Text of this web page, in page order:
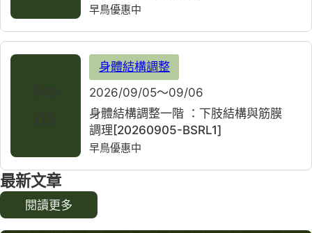
早鳥優惠中
身體結構調整一階 ：下肢結構與筋膜
調理[20260905-BSRL1]
早鳥優惠中
身體結構調整
2026/09/05～09/06
最新文章
閱讀更多